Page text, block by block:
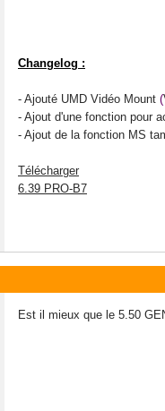
Changelog :
- Ajouté UMD Vidéo Mount (
- Ajout d'une fonction pour
- Ajout de la fonction MS
Télécharger
6.39 PRO-B7
Est il mieux que le 5.50